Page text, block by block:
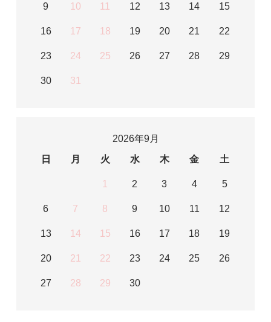
9 10 11 12 13 14 15
16 17 18 19 20 21 22
23 24 25 26 27 28 29
30 31
2026年9月
日
月 火 水 木 金 土
1 2 3 4 5
6 7 8 9 10 11 12
13 14 15 16 17 18 19
20 21 22 23 24 25 26
27 28 29 30